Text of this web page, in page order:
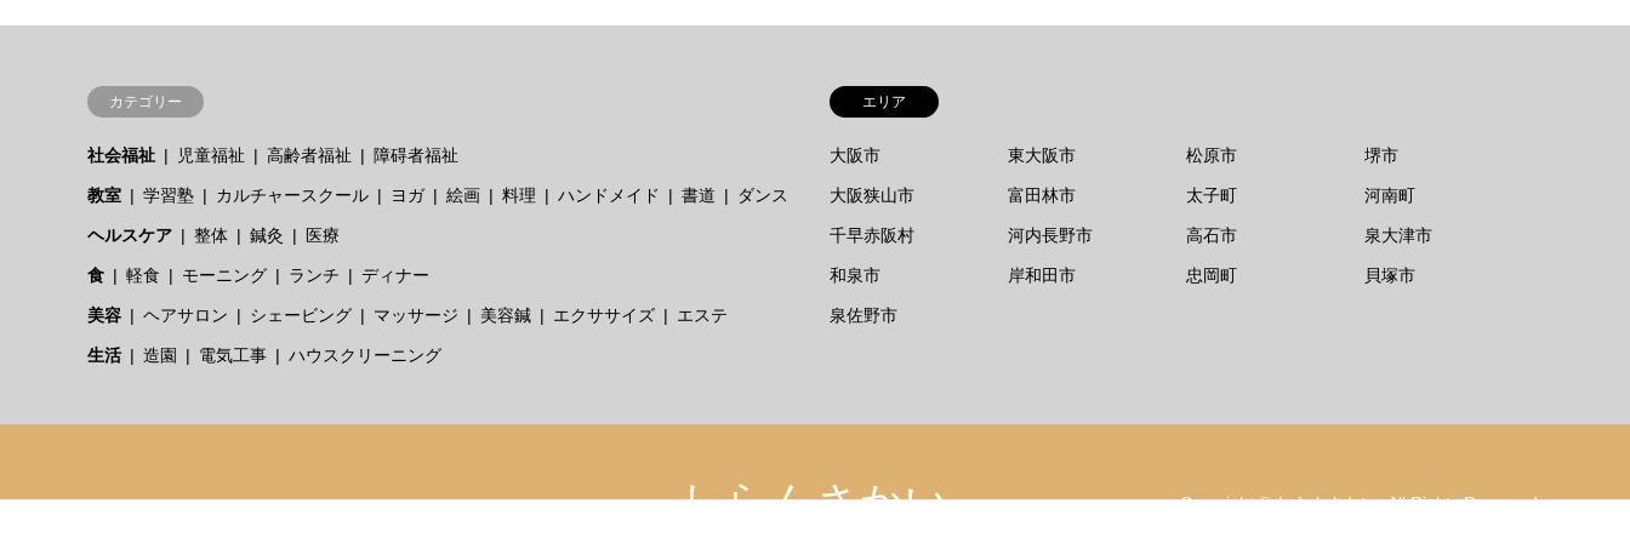
カテゴリー
社会福祉 児童福祉 高齢者福祉 障碍者福祉
教室 学習塾 カルチャースクール ヨガ 絵画 料理 ハンドメイド 書道 ダンス
ヘルスケア 整体 鍼灸 医療
食 軽食 モーニング ランチ ディナー
美容 ヘアサロン シェービング マッサージ 美容鍼 エクササイズ エステ
生活 造園 電気工事 ハウスクリーニング
エリア
大阪市 東大阪市 松原市 堺市
大阪狭山市 富田林市 太子町 河南町
千早赤阪村 河内長野市 高石市 泉大津市
和泉市 岸和田市 忠岡町 貝塚市
泉佐野市
しらんさかい Copyright©しらんさかい. All Rights Reserved.